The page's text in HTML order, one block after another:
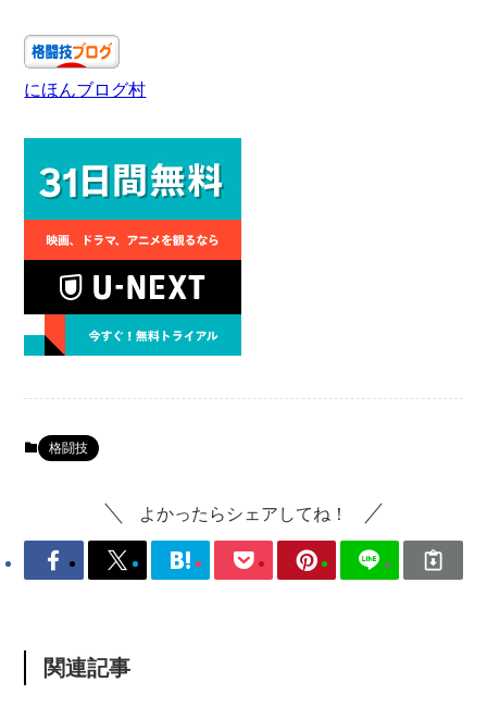
にほんブログ村
格闘技
よかったらシェアしてね！
関連記事